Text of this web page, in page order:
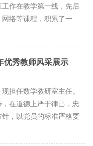
作在教学第一线，先后
络等课程，积累了一
秀教师风采展示
任数学教研室主任。
在道德上严于律己，忠
，以党员的标准严格要